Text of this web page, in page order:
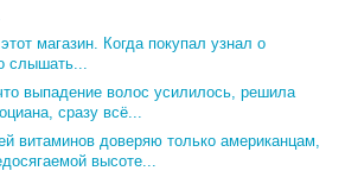
магазин. Когда покупал узнал о
слышать...
выпадение волос усилилось, решила
сразу всё...
витаминов доверяю только американцам,
высоте...